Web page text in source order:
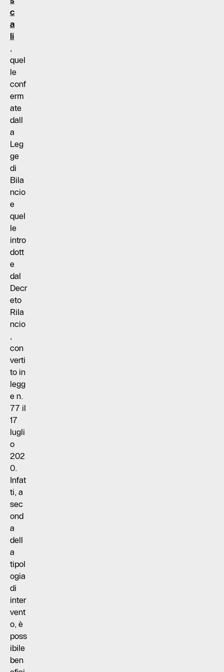
c
a
li
,
quel
le
conf
erm
ate
dall
a
Leg
ge
di
Bila
ncio
e
quel
le
intro
dott
e
dal
Decr
eto
Rila
ncio
,
con
verti
to in
legg
e n.
77 il
17
lugli
o
202
0.
Infat
ti, a
sec
ond
a
dell
a
tipol
ogia
di
inter
vent
o, è
poss
ibile
ben